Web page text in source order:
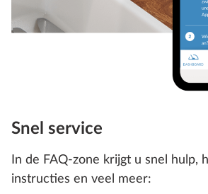
Snel service
In de FAQ-zone krijgt u snel hulp,
instructies en veel meer: